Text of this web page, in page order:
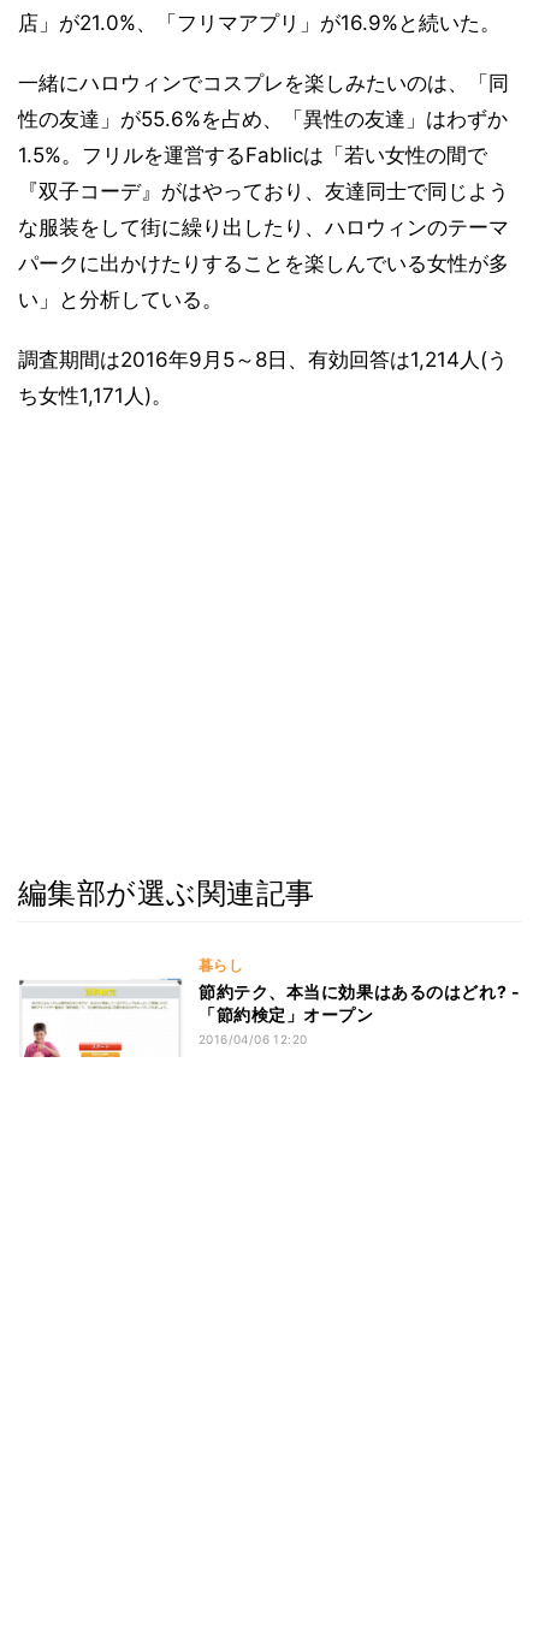
店」が21.0%、「フリマアプリ」が16.9%と続いた。
一緒にハロウィンでコスプレを楽しみたいのは、「同
性の友達」が55.6%を占め、「異性の友達」はわずか
1.5%。フリルを運営するFablicは「若い女性の間で
『双子コーデ』がはやっており、友達同士で同じよう
な服装をして街に繰り出したり、ハロウィンのテーマ
パークに出かけたりすることを楽しんでいる女性が多
い」と分析している。
調査期間は2016年9月5～8日、有効回答は1,214人(う
ち女性1,171人)。
編集部が選ぶ関連記事
暮らし
節約テク、本当に効果はあるのはどれ? -
「節約検定」オープン
2016/04/06 12:20